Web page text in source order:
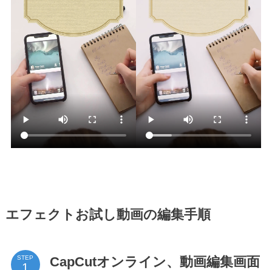
エフェクトお試し動画の編集手順
STEP
CapCutオンライン、動画編集画面